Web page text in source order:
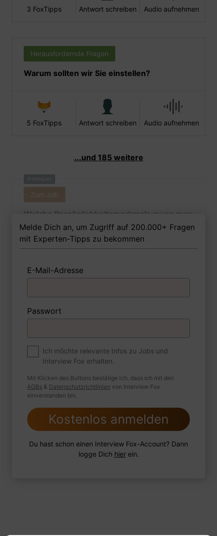
3 FoxTipps Antwort schreiben Audio aufnehmen
Herausfordernde Fragen
Warum sollten wir Sie einstellen?
5 FoxTipps Antwort schreiben Audio aufnehmen
...und 185 weitere
Premium
Zum Job
Welche Persönlichkeitsmerkmale muss man
als Fotodesignerin Ihrer Meinung nach
besitzen, um in dem Job erfolgreich zu
sein?
1 FoxTipp Antwort schreiben Audio aufnehmen
Wie sind Sie mit einer Situation
umgegangen, in der Sie einen
leistungsschwachen Mitarbeiter hatten?
Melde Dich an, um Zugriff auf 200.000+ Fragen
mit Experten-Tipps zu bekommen
E-Mail-Adresse
Passwort
Ich möchte relevante Infos zu Jobs und
Interview Fox erhalten.
Mit Klicken des Buttons bestätige ich, dass ich mit den
AGBs & Datenschutzrichtlinien von Interview Fox
einverstanden bin.
Kostenlos anmelden
Du hast schon einen Interview Fox-Account? Dann
logge Dich hierein.